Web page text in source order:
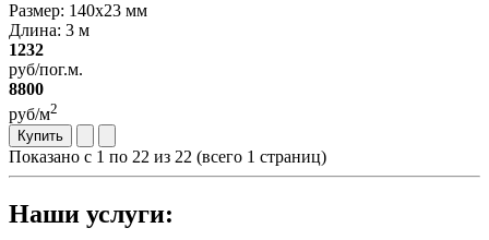
Размер: 140х23 мм
Длина: 3 м
1232
руб/пог.м.
8800
руб/м2
Купить
Показано с 1 по 22 из 22 (всего 1 страниц)
Наши услуги: